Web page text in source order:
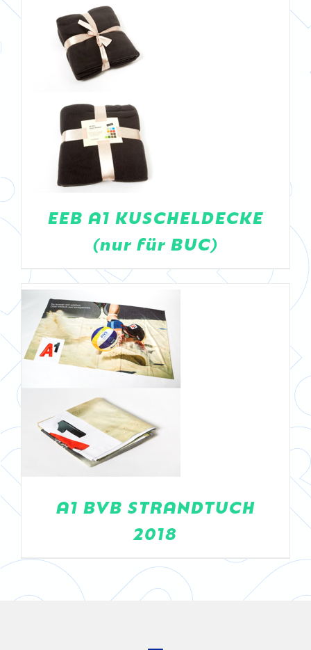
EEB A1 KUSCHELDECKE
(nur für BUC)
DETAILS
A1 BVB STRANDTUCH
2018